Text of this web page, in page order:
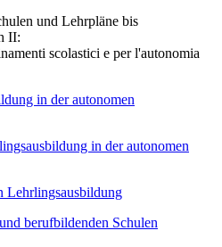
und Lehrpläne bis
II:
scolastici e per l'autonomia
in der autonomen
in der autonomen
Lehrlingsausbildung
berufbildenden Schulen